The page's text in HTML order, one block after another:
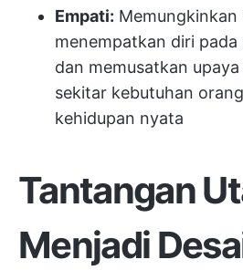
Empati: Memungkinkan
menempatkan diri pada
dan memusatkan
sekitar kebutuhan
kehidupan nyata
Tantangan
Menjadi